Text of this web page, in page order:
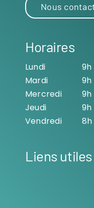
Nous
Horaires
Lundi
9h
Mardi
9h
Mercredi
9h
Jeudi
9h
Vendredi
8h
Liens utiles